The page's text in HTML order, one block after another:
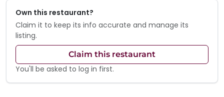
Own this restaurant?
Claim it to keep its info accurate and manage its
listing.
Claim this restaurant
You'll be asked to log in first.